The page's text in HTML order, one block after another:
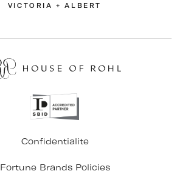
VICTORIA + ALBERT
Confidentialite
Fortune Brands Policies